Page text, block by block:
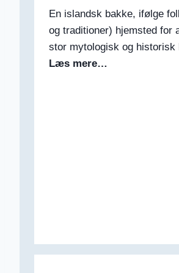
En islandsk bakke, ifølge
og traditioner) hjemsted for
stor mytologisk og historisk
Læs mere…